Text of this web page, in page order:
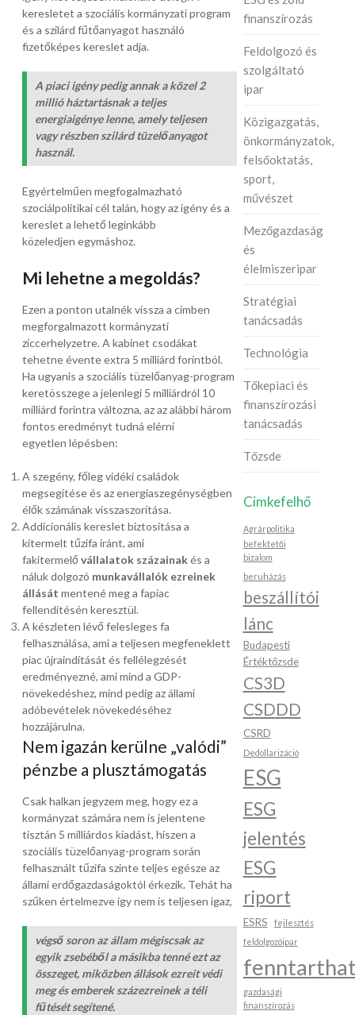
keresletet a szociális kormányzati program
és a szilárd fűtőanyagot használó
fizetőképes kereslet adja.
A piaci igény pedig annak a közel 2
millió háztartásnak a teljes
energiaigénye lenne, amely teljesen
vagy részben szilárd tüzelőanyagot
használ.
Egyértelműen megfogalmazható
szociálpolitikai cél talán, hogy az igény és a
kereslet a lehető leginkább
közeledjen egymáshoz.
Mi lehetne a megoldás?
Ezen a ponton utalnék vissza a címben
megforgalmazott kormányzati
ziccerhelyzetre. A kabinet csodákat
tehetne évente extra 5 milliárd forintból.
Ha ugyanis a szociális tüzelőanyag-program
keretösszege a jelenlegi 5 milliárdról 10
milliárd forintra változna, az az alábbi három
fontos eredményt tudná elérni
egyetlen lépésben:
A szegény, főleg vidéki családok
megsegítése és az energiaszegénységben
élők számának visszaszorítása.
Addicionális kereslet biztosítása a
kitermelt tűzifa iránt, ami
fakitermelővállalatok százainakés a
náluk dolgozó munkavállalók ezreinek
állását mentené meg a fapiac
fellendítésén keresztül.
A készleten lévő felesleges fa
felhasználása, ami a teljesen megfeneklett
piac újraindítását és fellélegzését
eredményezné, ami mind a GDP-
növekedéshez, mind pedig az állami
adóbevételek növekedéséhez
hozzájárulna.
Nem igazán kerülne „valódi”
pénzbe a plusztámogatás
Csak halkan jegyzem meg, hogy ez a
kormányzat számára nem is jelentene
tisztán 5 milliárdos kiadást, hiszen a
szociális tüzelőanyag-program során
felhasznált tűzifa szinte teljes egésze az
állami erdőgazdaságoktól érkezik. Tehát ha
szűken értelmezve így nem is teljesen igaz,
végső soron az állam mégiscsak az
egyik zsebéből a másikba tenné ezt az
összeget, miközben állások ezreit védi
meg és emberek százezreinek a téli
fűtését segítené.
finanszírozás
Feldolgozó és
szolgáltató
ipar
Közigazgatás,
önkormányzatok,
felsőoktatás,
sport,
művészet
Mezőgazdaság
és
élelmiszeripar
Stratégiai
tanácsadás
Technológia
Tőkepiaci és
finanszírozási
tanácsadás
Tőzsde
Cimkefelhő
Agrárpolitika
befektetői
bizalom
beruházás
beszállítói
lánc
Budapesti
Értéktőzsde
CS3D
CSDDD
CSRD
Dedollarizáció
ESG
ESG
jelentés
ESG
riport
ESRS
fejlesztés
feldolgozóipar
gazdasági
finanszírozás